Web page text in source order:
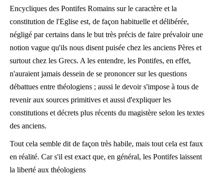
Encycliques des Pontifes Romains sur le caractère et la
constitution de l'Eglise est, de façon habituelle et délibérée,
négligé par certains dans le but très précis de faire prévaloir une
notion vague qu'ils nous disent puisée chez les anciens Pères et
surtout chez les Grecs. A les entendre, les Pontifes, en effet,
n'auraient jamais dessein de se prononcer sur les questions
débattues entre théologiens ; aussi le devoir s'impose à tous de
revenir aux sources primitives et aussi d'expliquer les
constitutions et décrets plus récents du magistère selon les textes
des anciens.
Tout cela semble dit de façon très habile, mais tout cela est faux
en réalité. Car s'il est exact que, en général, les Pontifes laissent
la liberté aux théologiens